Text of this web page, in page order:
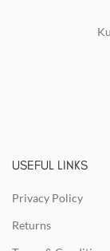
USEFUL LINKS
Privacy Policy
Returns